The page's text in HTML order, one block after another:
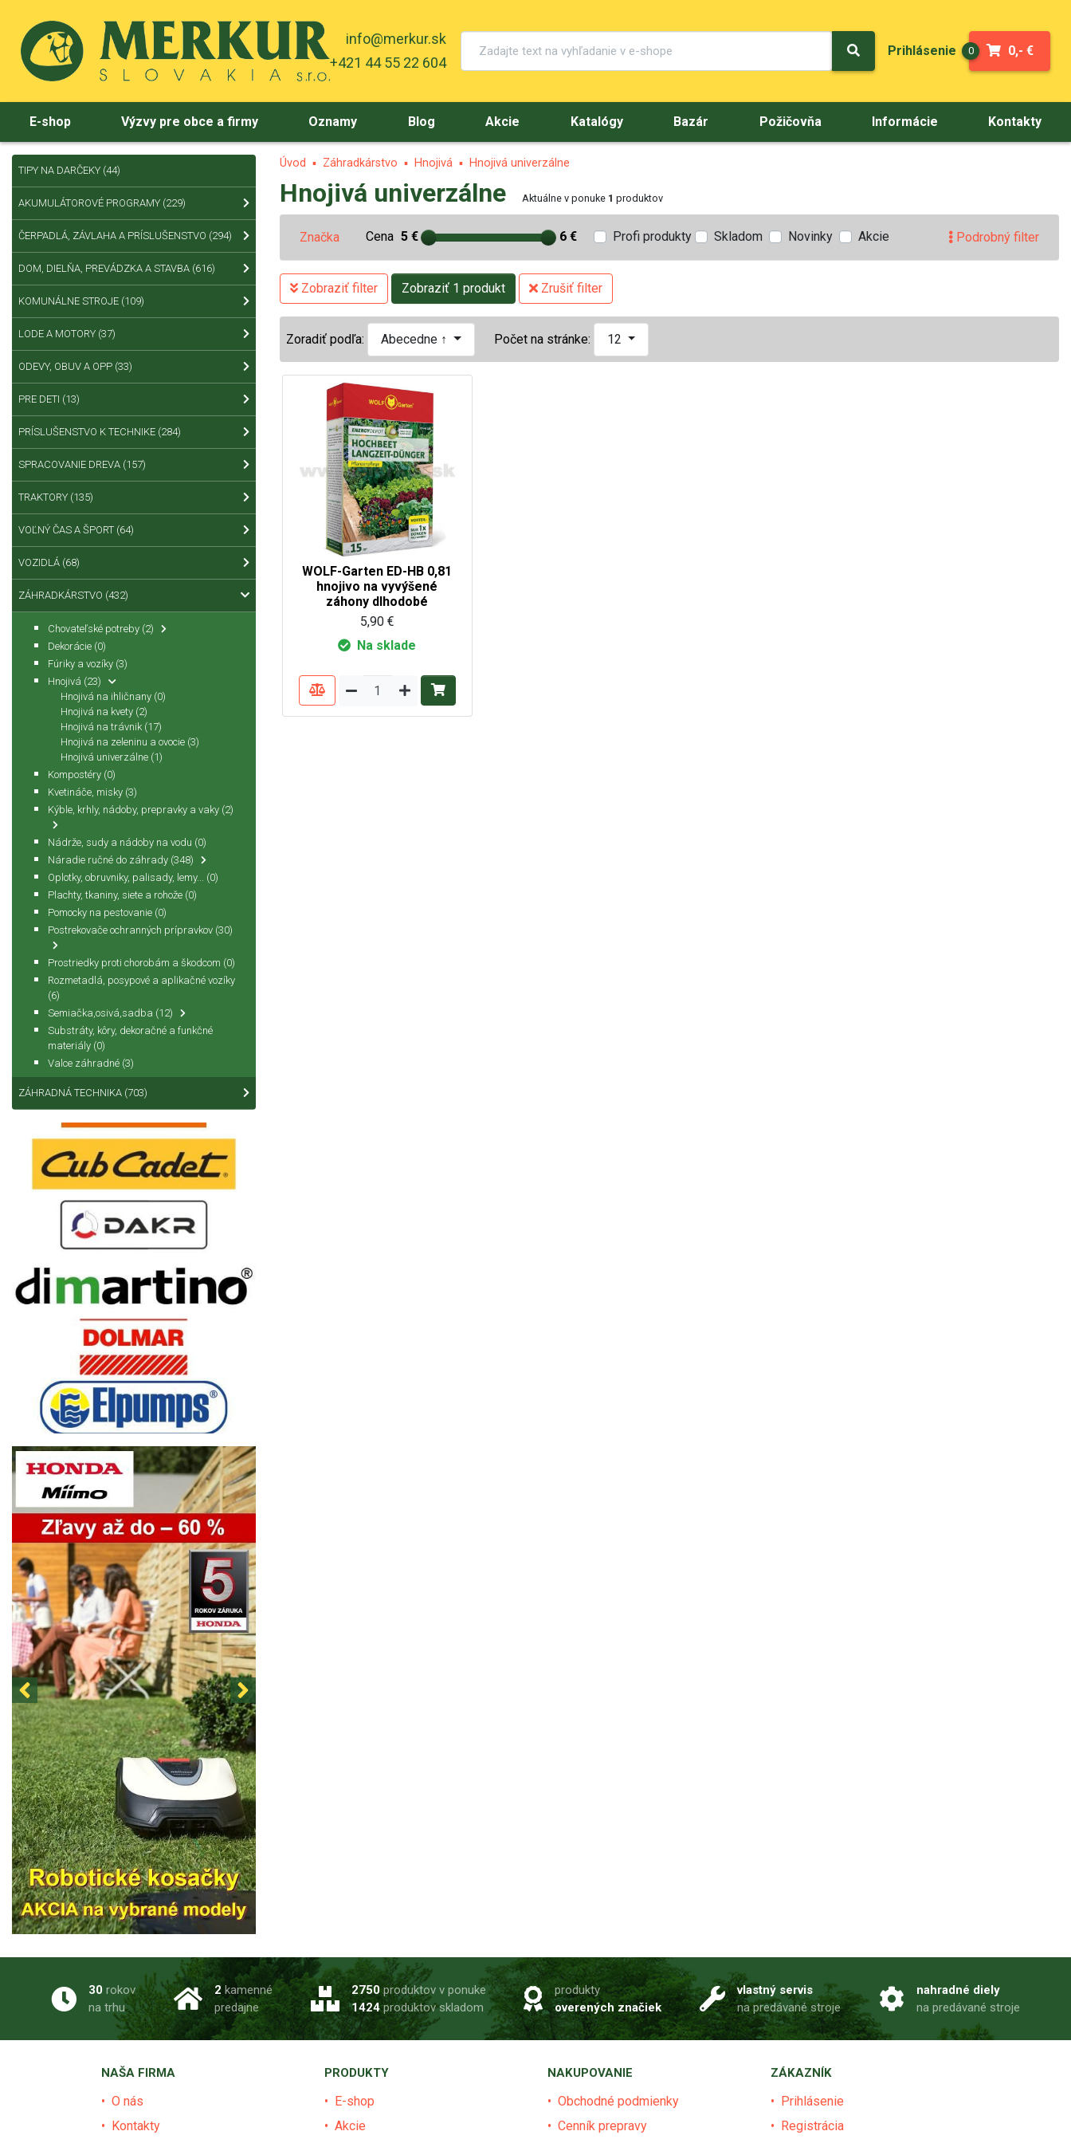
info@merkur.sk
+421 44 55 22 604
Prihlásenie 0 0,- €
E-shop Výzvy pre obce a firmy Oznamy Blog Akcie Katalógy Bazár Požičovňa Informácie Kontakty
Úvod Záhradkárstvo Hnojivá Hnojivá univerzálne
Hnojivá univerzálne Aktuálne v ponuke 1 produktov
Značka Cena 5 € 6 € Profi produkty Skladom Novinky Akcie Podrobný filter
Zobraziť filter Zobraziť 1 produkt Zrušiť filter
Zoradiť podľa: Abecedne ↑ Počet na stránke: 12
WOLF-Garten ED-HB 0,81
hnojivo na vyvýšené
záhony dlhodobé
5,90 €
Na sklade
TIPY NA DARČEKY (44)
AKUMULÁTOROVÉ PROGRAMY (229)
ČERPADLÁ, ZÁVLAHA A PRÍSLUŠENSTVO (294)
DOM, DIELŇA, PREVÁDZKA A STAVBA (616)
KOMUNÁLNE STROJE (109)
LODE A MOTORY (37)
ODEVY, OBUV A OPP (33)
PRE DETI (13)
PRÍSLUŠENSTVO K TECHNIKE (284)
SPRACOVANIE DREVA (157)
TRAKTORY (135)
VOĽNÝ ČAS A ŠPORT (64)
VOZIDLÁ (68)
ZÁHRADKÁRSTVO (432)
Chovateľské potreby (2)
Dekorácie (0)
Fúriky a vozíky (3)
Hnojivá (23)
Hnojivá na ihličnany (0)
Hnojivá na kvety (2)
Hnojivá na trávnik (17)
Hnojivá na zeleninu a ovocie (3)
Hnojivá univerzálne (1)
Kompostéry (0)
Kvetináče, misky (3)
Kýble, krhly, nádoby, prepravky a vaky (2)
Nádrže, sudy a nádoby na vodu (0)
Náradie ručné do záhrady (348)
Oplotky, obruvniky, palisady, lemy... (0)
Plachty, tkaniny, siete a rohože (0)
Pomocky na pestovanie (0)
Postrekovače ochranných prípravkov (30)
Prostriedky proti chorobám a škodcom (0)
Rozmetadlá, posypové a aplikačné vozíky
(6)
Semiačka,osivá,sadba (12)
Substráty, kôry, dekoračné a funkčné
materiály (0)
Valce záhradné (3)
ZÁHRADNÁ TECHNIKA (703)
30 rokov
na trhu
2 kamenné
predajne
2750produktov v ponuke
1424produktov skladom
produkty
overených značiek
vlastný servis
na predávané stroje
nahradné diely
na predávané stroje
NAŠA FIRMA
O nás
Kontakty
PRODUKTY
E-shop
Akcie
NAKUPOVANIE
Obchodné podmienky
Cenník prepravy
ZÁKAZNÍK
Prihlásenie
Registrácia